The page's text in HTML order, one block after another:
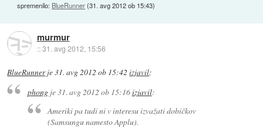
spremenilo: BlueRunner(31. avg 2012 ob 15:43)
murmur
::31. avg 2012, 15:56
BlueRunnerje31. avg 2012 ob 15:42 izjavil:
phongje31. avg 2012 ob 15:16izjavil:
Ameriki pa tudi ni v interesu izvažati dobičkov
(Samsungu namesto Applu).